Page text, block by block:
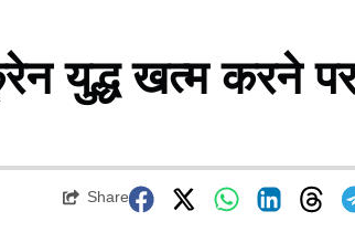
युद्ध खत्म करने
Share